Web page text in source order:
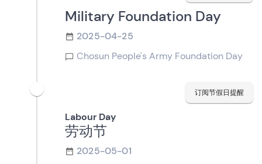
Military Foundation Day
2025-04-25
Chosun People's Army Foundation Day
订阅节假日提醒
Labour Day
劳动节
2025-05-01